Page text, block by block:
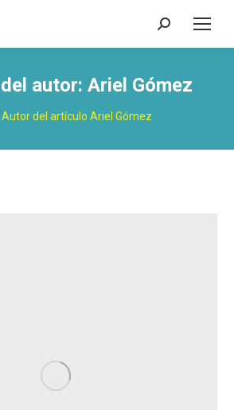
Buscar:
autor: Ariel Gómez
Autor del artículo Ariel Gómez